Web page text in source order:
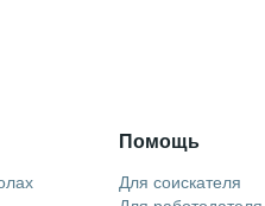
Помощь
Для соискателя